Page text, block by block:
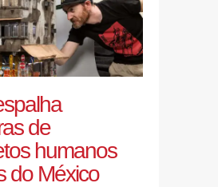
de
humanos
do México